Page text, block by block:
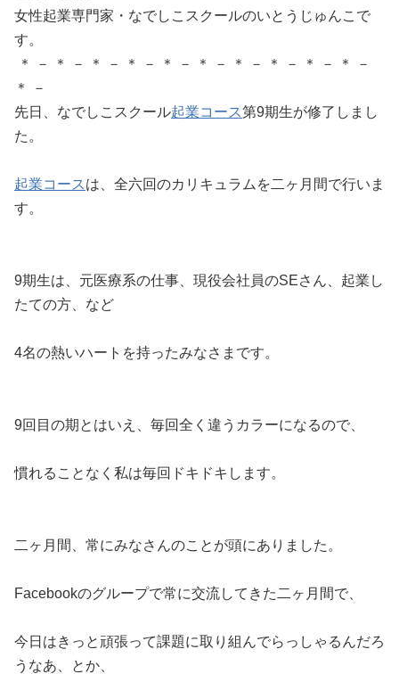
女性起業専門家・なでしこスクールのいとうじゅんこで
す。
＊ － ＊ － ＊ － ＊ － ＊ － ＊ － ＊ － ＊ － ＊ － ＊ －
＊ －
先日、なでしこスクール起業コース第9期生が修了しまし
た。
起業コースは、全六回のカリキュラムを二ヶ月間で行いま
す。
9期生は、元医療系の仕事、現役会社員のSEさん、起業し
たての方、など
4名の熱いハートを持ったみなさまです。
9回目の期とはいえ、毎回全く違うカラーになるので、
慣れることなく私は毎回ドキドキします。
二ヶ月間、常にみなさんのことが頭にありました。
Facebookのグループで常に交流してきた二ヶ月間で、
今日はきっと頑張って課題に取り組んでらっしゃるんだろ
うなあ、とか、